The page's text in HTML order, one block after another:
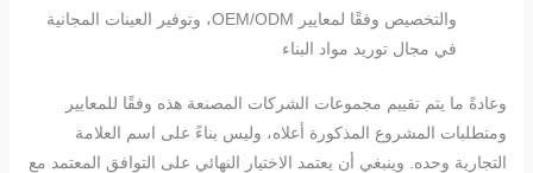
والتخصيص وفقًا لمعايير OEM/ODM، وتوفير العينات المجانية
في مجال توريد مواد البناء
وعادةً ما يتم تقييم مجموعات الشركات المصنعة هذه وفقًا للمعايير
ومتطلبات المشروع المذكورة أعلاه، وليس بناءً على اسم العلامة
التجارية وحده. وينبغي أن يعتمد الاختيار النهائي على التوافق المعتمد مع